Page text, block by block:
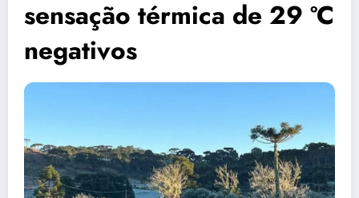
sensação térmica de 29 ºC
negativos